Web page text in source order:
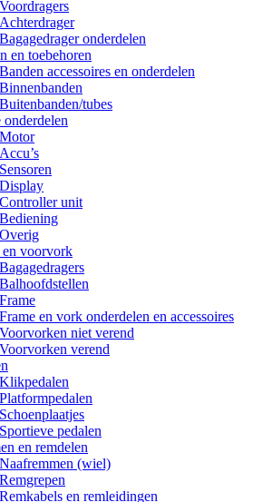
Voordragers
Achterdrager
Bagagedrager onderdelen
en toebehoren
Banden accessoires en onderdelen
Binnenbanden
Buitenbanden/tubes
Motor
Accu’s
Sensoren
Display
Controller unit
Bediening
Overig
en voorvork
Bagagedragers
Balhoofdstellen
Frame
Frame en vork onderdelen en accessoires
Voorvorken niet verend
Voorvorken verend
Klikpedalen
Platformpedalen
Schoenplaatjes
Sportieve pedalen
en remdelen
Naafremmen (wiel)
Remgrepen
Remkabels en remleidingen